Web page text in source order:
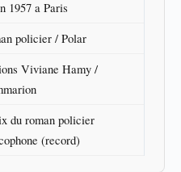
1957 a Paris
policier / Polar
Viviane Hamy /
du roman policier
(record)